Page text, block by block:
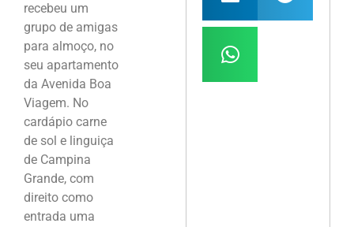
recebeu um
grupo de amigas
para almoço, no
seu apartamento
da Avenida Boa
Viagem. No
cardápio carne
de sol e linguiça
de Campina
Grande, com
direito como
entrada uma